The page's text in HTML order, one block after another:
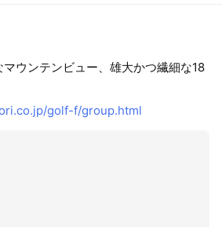
マウンテンビュー、雄大かつ繊細な18
golf-f/group.html